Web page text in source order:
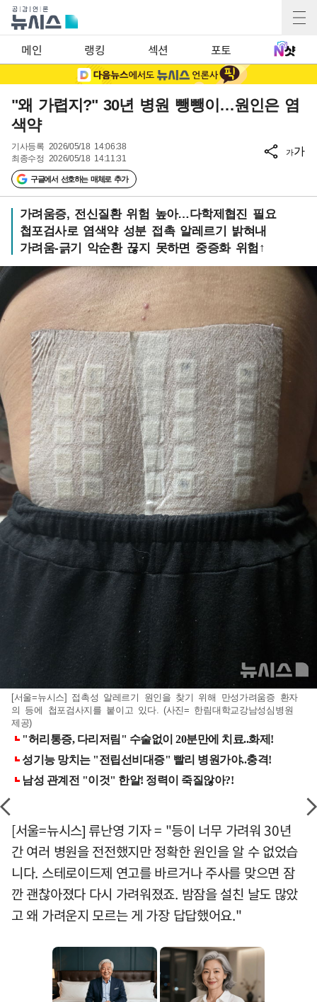
메인 랭킹 섹션 포토
"왜 가렵지?" 30년 병원 뺑뺑이…원인은 염
색약
기사등록 2026/05/18 14:06:38
최종수정 2026/05/18 14:11:31
구글에서 선호하는 매체로 추가
가가
가려움증, 전신질환 위험 높아…다학제협진 필요
첩포검사로 염색약 성분 접촉 알레르기 밝혀내
가려움-긁기 악순환 끊지 못하면 중증화 위험↑
[서울=뉴시스] 접촉성 알레르기 원인을 찾기 위해 만성가려움증 환자
의 등에 첩포검사지를 붙이고 있다. (사진= 한림대학교강남성심병원
제공)
[서울=뉴시스] 류난영 기자 = "등이 너무 가려워 30년
간 여러 병원을 전전했지만 정확한 원인을 알 수 없었습
니다. 스테로이드제 연고를 바르거나 주사를 맞으면 잠
깐 괜찮아졌다 다시 가려워졌죠. 밤잠을 설친 날도 많았
고 왜 가려운지 모르는 게 가장 답답했어요."